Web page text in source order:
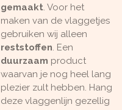
gemaakt. Voor het
maken van de vlaggetjes
gebruiken wij alleen
reststoffen. Een
duurzaam product
waarvan je nog heel lang
plezier zult hebben. Hang
deze vlaggenlijn gezellig